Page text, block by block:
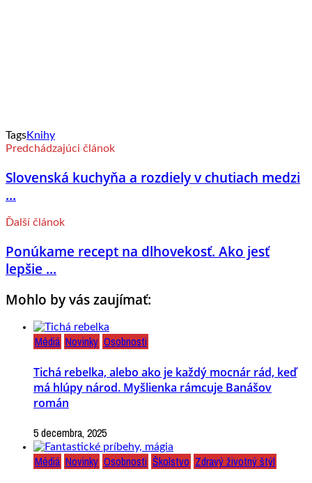
TagsKnihy
Predchádzajúci článok
Slovenská kuchyňa a rozdiely v chutiach medzi
...
Ďalší článok
Ponúkame recept na dlhovekosť. Ako jesť
lepšie ...
Mohlo by vás zaujímať:
Médiá Novinky Osobnosti
Tichá rebelka, alebo ako je každý mocnár rád, keď
má hlúpy národ. Myšlienka rámcuje Banášov
román
5 decembra, 2025
Médiá Novinky Osobnosti Školstvo Zdravý životný štýl